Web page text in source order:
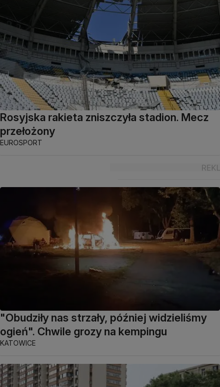
Rosyjska rakieta zniszczyła stadion. Mecz
przełożony
EUROSPORT
"Obudziły nas strzały, później widzieliśmy
ogień". Chwile grozy na kempingu
KATOWICE